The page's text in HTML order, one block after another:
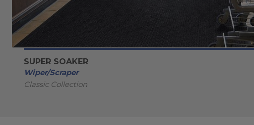
SUPER SOAKER
Wiper/Scraper
Classic Collection